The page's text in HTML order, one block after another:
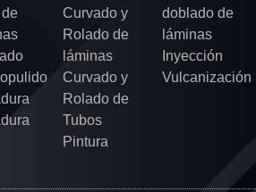
Curvado y
Rolado de
láminas
Curvado y
Rolado de
Tubos
Pintura
doblado de
láminas
Inyección
Vulcanización